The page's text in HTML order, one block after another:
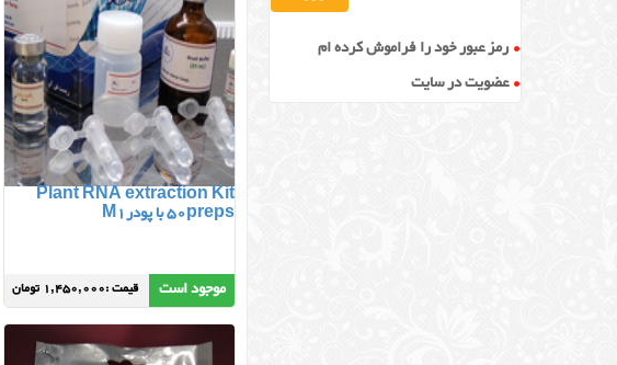
Plant RNA extraction Kit
50preps با پودرM1
موجود است قیمت :1,450,000 تومان
رمز عبور خود را فراموش کرده ام
عضویت در سایت